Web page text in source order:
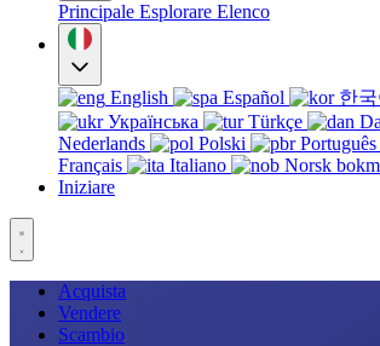
Principale Esplorare Elenco
English Español 한국
Українська
Türkçe
Nederlands
Polski
Français
Italiano
Norsk
Iniziare
Acquista
Vendere
Scambio